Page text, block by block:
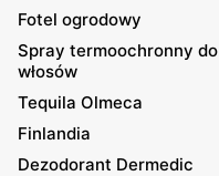
Fotel ogrodowy
Spray termoochronny do
włosów
Tequila Olmeca
Finlandia
Dezodorant Dermedic